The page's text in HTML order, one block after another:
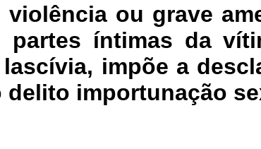
violência ou grave
partes íntimas da
impõe a
delito importunação